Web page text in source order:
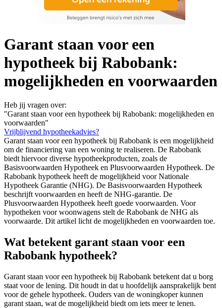
Garant staan voor een
hypotheek bij Rabobank:
mogelijkheden en voorwaarden
Heb jij vragen over:
"Garant staan voor een hypotheek bij Rabobank: mogelijkheden en
voorwaarden"
Vrijblijvend hypotheekadvies?
Garant staan voor een hypotheek bij Rabobank is een mogelijkheid
om de financiering van een woning te realiseren. De Rabobank
biedt hiervoor diverse hypotheekproducten, zoals de
Basisvoorwaarden Hypotheek en Plusvoorwaarden Hypotheek. De
Rabobank hypotheek heeft de mogelijkheid voor Nationale
Hypotheek Garantie (NHG). De Basisvoorwaarden Hypotheek
beschrijft voorwaarden en heeft de NHG-garantie. De
Plusvoorwaarden Hypotheek heeft goede voorwaarden. Voor
hypotheken voor woonwagens stelt de Rabobank de NHG als
voorwaarde. Dit artikel licht de mogelijkheden en voorwaarden toe.
Wat betekent garant staan voor een
Rabobank hypotheek?
Garant staan voor een hypotheek bij Rabobank betekent dat u borg
staat voor de lening. Dit houdt in dat u hoofdelijk aansprakelijk bent
voor de gehele hypotheek. Ouders van de woningkoper kunnen
garant staan, wat de mogelijkheid biedt om iets meer te lenen.